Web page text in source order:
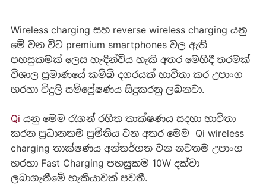
Wireless charging සහ reverse wireless charging යනු
මේ වන විට premium smartphones වල ඇති
පහසුකමක් ලෙස හැඳින්විය හැකි අතර මෙහිදී තරමක්
විශාල ප්‍රමාණයේ කම්බි දගරයක් භාවිතා කර උපාංග
හරහා විදුලි සම්ප්‍රේෂණය සිදුකරනු ලබනවා.
Qi යනු මෙම රැගන් රහිත තාක්ෂණය සදහා භාවිතා
කරන ප්‍රධානතම ප්‍රමිතිය වන අතර මෙම Qi wireless
charging තාක්ෂණය අන්තර්ගත වන නවතම උපාංග
හරහා Fast Charging පහසුකම 10W දක්වා
ලබාගැනීමේ හැකියාවක් පවතී.